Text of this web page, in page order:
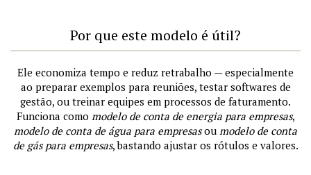
Por que este modelo é útil?
Ele economiza tempo e reduz retrabalho — especialmente
ao preparar exemplos para reuniões, testar softwares de
gestão, ou treinar equipes em processos de faturamento.
Funciona como modelo de conta de energia para empresas,
modelo de conta de água para empresasou modelo de conta
de gás para empresas, bastando ajustar os rótulos e valores.